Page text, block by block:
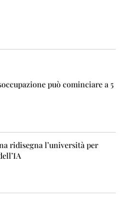
può cominciare a 5
ridisegna l’università per